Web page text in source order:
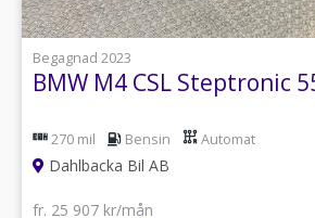
1
Begagnad 2023
BMW M4 CSL Steptronic
270 mil Bensin Automat
Dahlbacka Bil AB
fr. 25 907 kr/mån